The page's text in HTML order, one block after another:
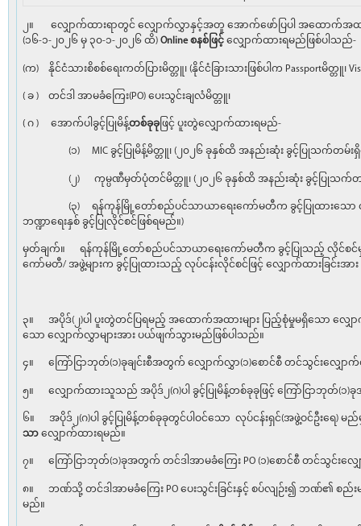
၂။ လျှောက်ထားရာတွင် လျှောက်လွှာနှင့်အတူ အောက်ဖော်ပြပါ အထောက်အထားမ
(၁၆-၁-၂၀၂၆ မှ ၃၀-၁-၂၀၂၆ ထိ)Online စနစ်ဖြင့် လျှောက်ထားရမည်ဖြစ်ပါသည်-
(က) နိုင်ငံသားစိစစ်ရေးကတ်ပြားမိတ္တူ၊ (နိုင်ငံခြားသားဖြစ်ပါက Passportမိတ္
( ခ ) တင်ဒါ အာမခံကြေး(PO) ပေးသွင်းချလံမိတ္တူ၊
( ဂ ) အောက်ပါခွင့်ပြုမိန့်တစ်ခုခု ဖြင့် ပူးတွဲလျှောက်ထားရမည်-
(၁) MIC ခွင့်ပြုမိန့်မိတ္တူ၊ (၂၀၂၆ ခုနှစ်ထိ အနည်းဆုံး ခွင့်ပြုသက်တမ်းရှိ
(၂) ကုမ္ပဏီမှတ်ပုံတင်မိတ္တူ၊ (၂၀၂၆ ခုနှစ်ထိ အနည်းဆုံး ခွင့်ပြုသက်တမ်း
(၃) ရန်ကုန်မြို့တော်စည်ပင်သာယာရေးကော်မတီက ခွင့်ပြုထားသော လုပ်င
ဘဏ္ဍာရေးနှစ် ခွင့်ပြုလိုင်စင်ဖြစ်ရမည်။)
မှတ်ချက်။ ရန်ကုန်မြို့တော်စည်ပင်သာယာရေးကော်မတီက ခွင့်ပြုသည့် လိုင်စင်
ကော်မတီ/ အဖွဲ့များက ခွင့်ပြုထားသည့် လုပ်ငန်းလိုင်စင်ဖြင့် လျှောက်ထား
၃။ အပိုဒ်(၂)ပါ ပူးတွဲတင်ပြရမည့် အထောက်အထားများ ပြည့်စုံမှုမရှိသော လျှော
သော လျှောက်လွှာများအား ပယ်ဖျက်သွားမည်ဖြစ်ပါသည်။
၄။ ကြော်ငြာဘုတ်(၁)ခုချင်းစီအတွက် လျှောက်လွှာ(၁)စောင်စီ တင်သွင်းလျှောက်
၅။ လျှောက်ထားသူသည် အပိုဒ်၂(ဂ)ပါ ခွင့်ပြုမိန့်တစ်ခုခုဖြင့် ကြော်ငြာဘုတ်(၁
၆။ အပိုဒ်၂(ဂ)ပါ ခွင့်ပြုမိန့်တစ်ခုခုတွင်ပါဝင်သော လုပ်ငန်းရှင်(အဖွဲ့ဝင်ဦးရေ)
သာ လျှောက်ထားရမည်။
၇။ ကြော်ငြာဘုတ်(၁)ခုအတွက် တင်ဒါအာမခံကြေး PO (၁)စောင်စီ တင်သွင်းလျှ
၈။ ဘဏ်သို့ တင်ဒါအာမခံကြေး PO ပေးသွင်းခြင်းနှင့် စပ်လျဉ်း၍ ဘဏ်၏ စည်း
မည်။